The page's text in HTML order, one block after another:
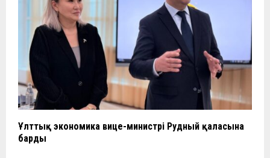
Ұлттық экономика вице-министрі Рудный қаласына
барды